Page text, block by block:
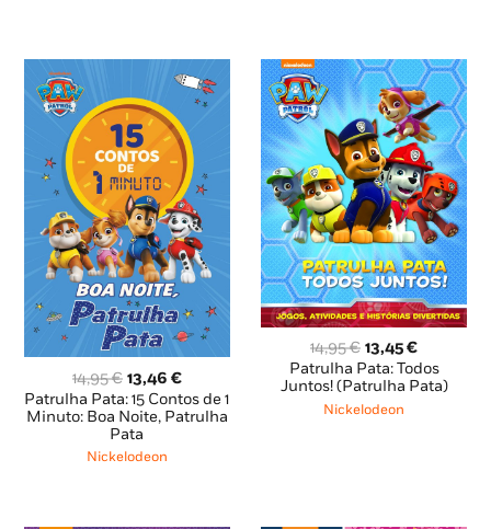
14,95€ O
preço
original
era:
14,95 €.
13,46 €O
preço
atual
Patrulha Pata: 15 Contos de 1
Minuto: Boa Noite, Patrulha
Pata
Nickelodeon
14,95€ O
preço
original
era:
13,45€O
preço
atual
Patrulha Pata: Todos
Juntos! (Patrulha Pata)
Nickelodeon